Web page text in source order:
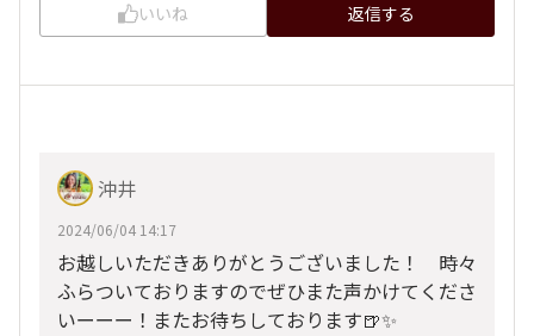
いいね 返信する
沖井
2024/06/04 14:17
お越しいただきありがとうございました！ 時々
ふらついておりますのでぜひまた声かけてくださ
いーーー！またお待ちしております🍺✨